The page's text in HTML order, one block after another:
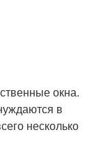
окна.
в
несколько